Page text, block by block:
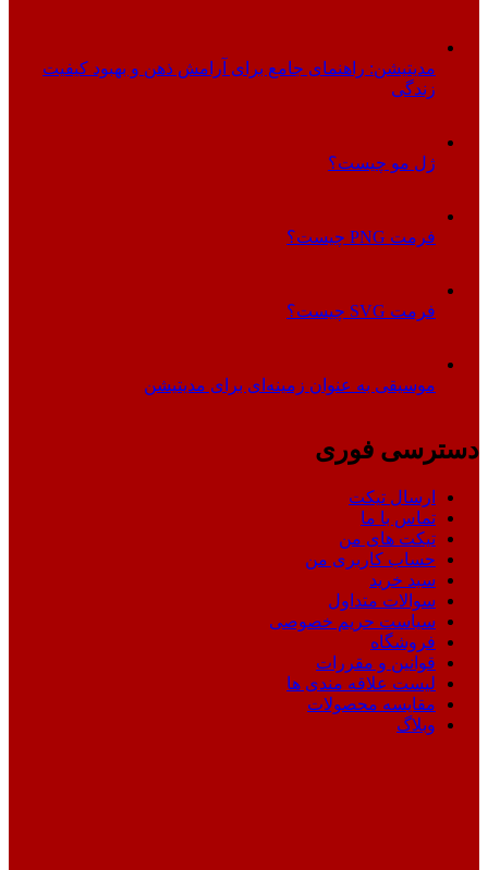
مدیتیشن: راهنمای جامع برای آرامش ذهن و بهبود کیفیت
زندگی
ژل مو چیست؟
فرمت PNG چیست؟
فرمت SVG چیست؟
موسیقی به عنوان زمینه‌ای برای مدیتیشن
دسترسی فوری
ارسال تیکت
تماس با ما
تیکت های من
حساب کاربری من
سبد خرید
سوالات متداول
سیاست حریم خصوصی
فروشگاه
قوانین و مقررات
لیست علاقه مندی ها
مقایسه محصولات
وبلاگ